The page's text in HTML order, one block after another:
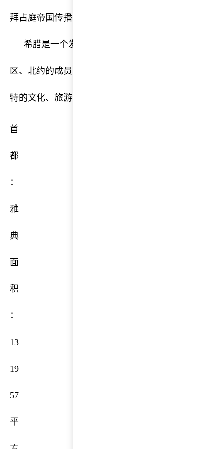
拜占庭帝国传播至西方世界和东方世界。
希腊是一个发达的资本主义国家，也是欧盟、欧
区、北约的成员国。希腊生活质量较高，人类发展指
特的文化、旅游业、船运业及战略地位使其跻身中等
首
都
：
雅
典
面
积
：
13
19
57
平